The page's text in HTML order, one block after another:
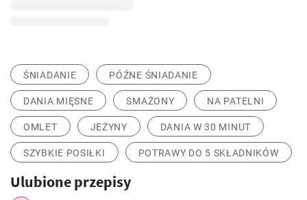
ŚNIADANIE PÓŹNE ŚNIADANIE
DANIA MIĘSNE SMAŻONY NA PATELNI
OMLET JEŻYNY DANIA W 30 MINUT
SZYBKIE POSIŁKI POTRAWY DO 5 SKŁADNIKÓW
Ulubione przepisy